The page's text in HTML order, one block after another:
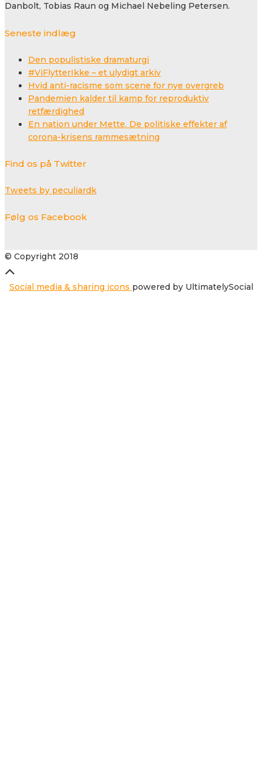
Danbolt, Tobias Raun og Michael Nebeling Petersen.
Seneste indlæg
Den populistiske dramaturgi
#ViFlytterIkke – et ulydigt arkiv
Hvid anti-racisme som scene for nye overgreb
Pandemien kalder til kamp for reproduktiv
retfærdighed
En nation under Mette. De politiske effekter af
corona-krisens rammesætning
Find os på Twitter
Tweets by peculiardk
Følg os Facebook
© Copyright 2018
Social media & sharing icons powered by UltimatelySocial